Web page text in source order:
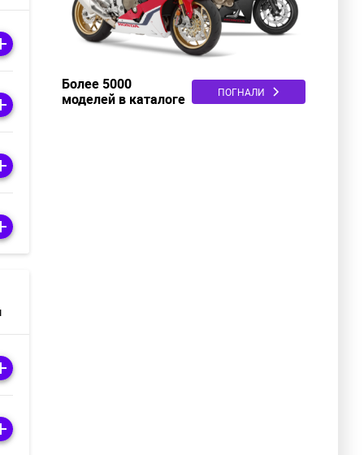
Более 5000
моделей в каталоге
ПОГНАЛИ